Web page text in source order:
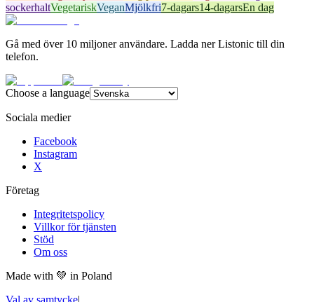
sockerhaltVegetariskVeganMjölkfri7-dagars14-dagarsEn dag
Gå med över 10 miljoner användare. Ladda ner Listonic till din
telefon.
Choose a language
Sociala medier
Facebook
Instagram
X
Företag
Integritetspolicy
Villkor för tjänsten
Stöd
Om oss
Made with 💚 in Poland
Val av samtycke|